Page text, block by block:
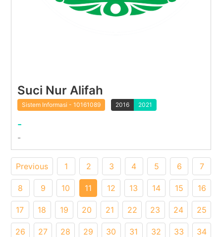
Suci Nur Alifah
Sistem Informasi - 10161089 2016 2021
-
-
Previous 1 2 3 4 5 6 7
8 9 10 11 12 13 14 15 16
17 18 19 20 21 22 23 24 25
26 27 28 29 30 31 32 33 34